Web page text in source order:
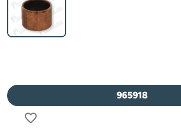
965918
favorite_border